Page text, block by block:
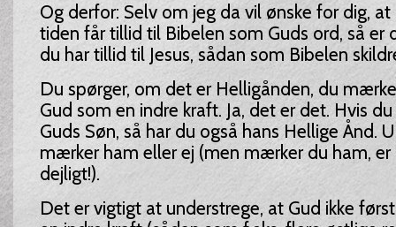
Og derfor: Selv om jeg da vil ønske for dig,
tiden får tillid til Bibelen som Guds ord, så er
du har tillid til Jesus, sådan som Bibelen
Du spørger, om det er Helligånden, du
Gud som en indre kraft. Ja, det er det. Hvis
Guds Søn, så har du også hans Hellige Ånd.
mærker ham eller ej (men mærker du ham, er
dejligt!).
Det er vigtigt at understrege, at Gud ikke